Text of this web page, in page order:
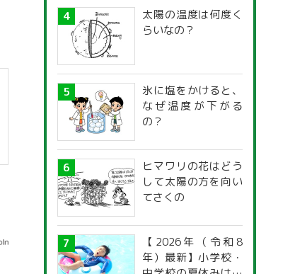
太陽の温度は何度く
らいなの？
氷に塩をかけると、
なぜ温度が下がる
の？
ヒマワリの花はどう
して太陽の方を向い
てさくの
【2026年（令和8
年）最新】小学校・